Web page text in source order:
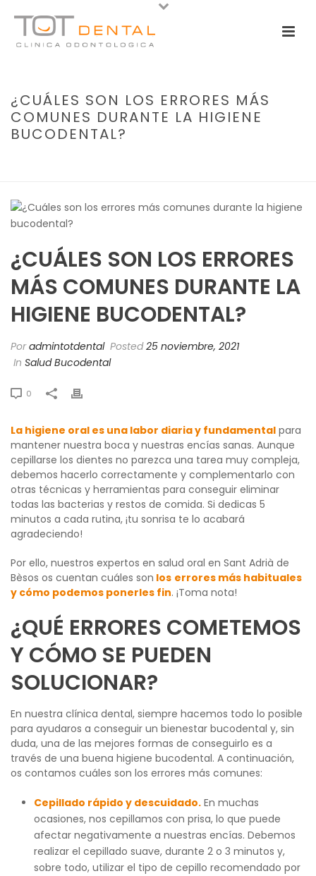
¿CUÁLES SON LOS ERRORES MÁS
COMUNES DURANTE LA HIGIENE
BUCODENTAL?
¿CUÁLES SON LOS ERRORES
MÁS COMUNES DURANTE LA
HIGIENE BUCODENTAL?
Poradmintotdental Posted25 noviembre, 2021
In Salud Bucodental
0
La higiene oral es una labor diaria y fundamental para
mantener nuestra boca y nuestras encías sanas. Aunque
cepillarse los dientes no parezca una tarea muy compleja,
debemos hacerlo correctamente y complementarlo con
otras técnicas y herramientas para conseguir eliminar
todas las bacterias y restos de comida. Si dedicas 5
minutos a cada rutina, ¡tu sonrisa te lo acabará
agradeciendo!
Por ello, nuestros expertos en salud oral en Sant Adrià de
Bèsos os cuentan cuáles son los errores más habituales
y cómo podemos ponerles fin. ¡Toma nota!
¿QUÉ ERRORES COMETEMOS
Y CÓMO SE PUEDEN
SOLUCIONAR?
En nuestra clínica dental, siempre hacemos todo lo posible
para ayudaros a conseguir un bienestar bucodental y, sin
duda, una de las mejores formas de conseguirlo es a
través de una buena higiene bucodental. A continuación,
os contamos cuáles son los errores más comunes:
Cepillado rápido y descuidado.En muchas
ocasiones, nos cepillamos con prisa, lo que puede
afectar negativamente a nuestras encías. Debemos
realizar el cepillado suave, durante 2 o 3 minutos y,
sobre todo, utilizar el tipo de cepillo recomendado por